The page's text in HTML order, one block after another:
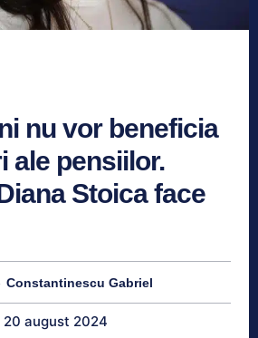
nu vor beneficia
ale pensiilor.
Stoica face
Constantinescu Gabriel
20 august 2024